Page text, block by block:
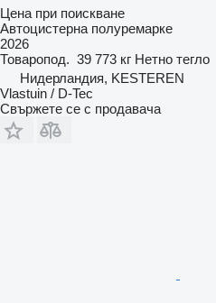
Цена при поискване
Автоцистерна полуремарке
2026
Товаропод. 39 773 кг Нетно тегло
Нидерландия, KESTEREN
Vlastuin / D-Tec
Свържете се с продавача